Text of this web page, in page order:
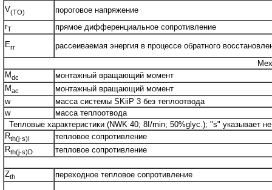
V(TO)
пороговое напряжение
rT
прямое дифференциальное сопротивление
Err
рассеиваемая энергия в процессе обратного
Mdc
монтажный вращающий момент
Mac
монтажный вращающий момент
w
масса системы SKiiP 3 без теплоотвода
w
масса теплоотвода
Тепловые характеристики (NWK 40; 8I/min; 50%glyc.); "s" указывает
Rth(j-s)I
тепловое сопротивление
Rth(j-s)D тепловое сопротивление
Zth переходное тепловое сопротивление